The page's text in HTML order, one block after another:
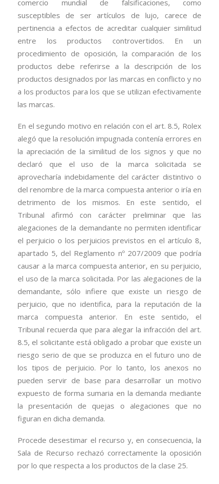
comercio mundial de falsificaciones, como
susceptibles de ser artículos de lujo, carece de
pertinencia a efectos de acreditar cualquier similitud
entre los productos controvertidos. En un
procedimiento de oposición, la comparación de los
productos debe referirse a la descripción de los
productos designados por las marcas en conflicto y no
a los productos para los que se utilizan efectivamente
las marcas.
En el segundo motivo en relación con el art. 8.5, Rolex
alegó que la resolución impugnada contenía errores en
la apreciación de la similitud de los signos y que no
declaró que el uso de la marca solicitada se
aprovecharía indebidamente del carácter distintivo o
del renombre de la marca compuesta anterior o iría en
detrimento de los mismos. En este sentido, el
Tribunal afirmó con carácter preliminar que las
alegaciones de la demandante no permiten identificar
el perjuicio o los perjuicios previstos en el artículo 8,
apartado 5, del Reglamento nº 207/2009 que podría
causar a la marca compuesta anterior, en su perjuicio,
el uso de la marca solicitada. Por las alegaciones de la
demandante, sólo infiere que existe un riesgo de
perjuicio, que no identifica, para la reputación de la
marca compuesta anterior. En este sentido, el
Tribunal recuerda que para alegar la infracción del art.
8.5, el solicitante está obligado a probar que existe un
riesgo serio de que se produzca en el futuro uno de
los tipos de perjuicio. Por lo tanto, los anexos no
pueden servir de base para desarrollar un motivo
expuesto de forma sumaria en la demanda mediante
la presentación de quejas o alegaciones que no
figuran en dicha demanda.
Procede desestimar el recurso y, en consecuencia, la
Sala de Recurso rechazó correctamente la oposición
por lo que respecta a los productos de la clase 25.